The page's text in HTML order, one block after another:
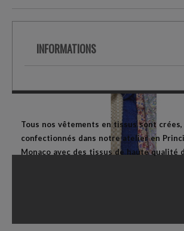
INFORMATIONS
Tous nos vêtements en tissus sont
confectionnés dans notre atelier en
Monaco avec des tissus de haute qualité